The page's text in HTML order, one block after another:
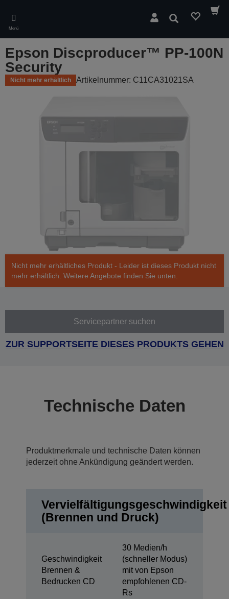
main
content
Menü
Suchen
Epson Discproducer™ PP-100N
Security
Nicht mehr erhältlich Artikelnummer: C11CA31021SA
Nicht mehr erhältliches Produkt - Leider ist dieses Produkt nicht
mehr erhältlich. Weitere Angebote finden Sie unten.
Servicepartner suchen
ZUR SUPPORTSEITE DIESES PRODUKTS GEHEN
Technische Daten
Produktmerkmale und technische Daten können
jederzeit ohne Ankündigung geändert werden.
Vervielfältigungsgeschwindigkeit
(Brennen und Druck)
Geschwindigkeit
Brennen &
Bedrucken CD
30 Medien/h
(schneller Modus)
mit von Epson
empfohlenen CD-
Rs